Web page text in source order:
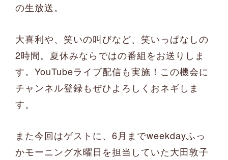
の生放送。
大喜利や、笑いの叫びなど、笑いっぱなしの
2時間。夏休みならではの番組をお送りしま
す。YouTubeライブ配信も実施！この機会に
チャンネル登録もぜひよろしくおネギしま
す。
また今回はゲストに、6月までweekdayふっ
かモーニング水曜日を担当していた大田敦子